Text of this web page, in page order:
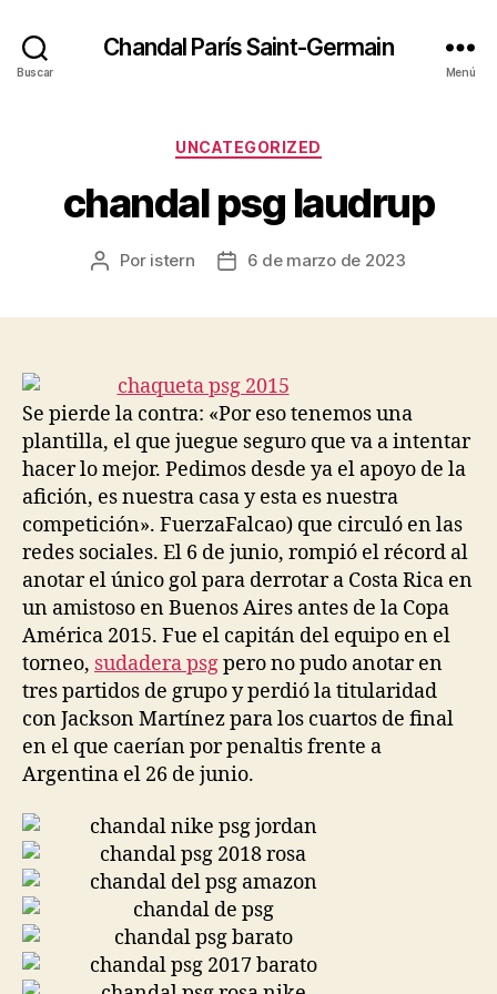
Buscar
Chandal París Saint-Germain
Menú
Categorías
UNCATEGORIZED
chandal psg laudrup
Autor
Por istern
Fecha6 de marzo de 2023
Se pierde la contra: «Por eso tenemos una
plantilla, el que juegue seguro que va a intentar
hacer lo mejor. Pedimos desde ya el apoyo de la
afición, es nuestra casa y esta es nuestra
competición». FuerzaFalcao) que circuló en las
redes sociales. El 6 de junio, rompió el récord al
anotar el único gol para derrotar a Costa Rica en
un amistoso en Buenos Aires antes de la Copa
América 2015. Fue el capitán del equipo en el
torneo, sudadera psgpero no pudo anotar en
tres partidos de grupo y perdió la titularidad
con Jackson Martínez para los cuartos de final
en el que caerían por penaltis frente a
Argentina el 26 de junio.